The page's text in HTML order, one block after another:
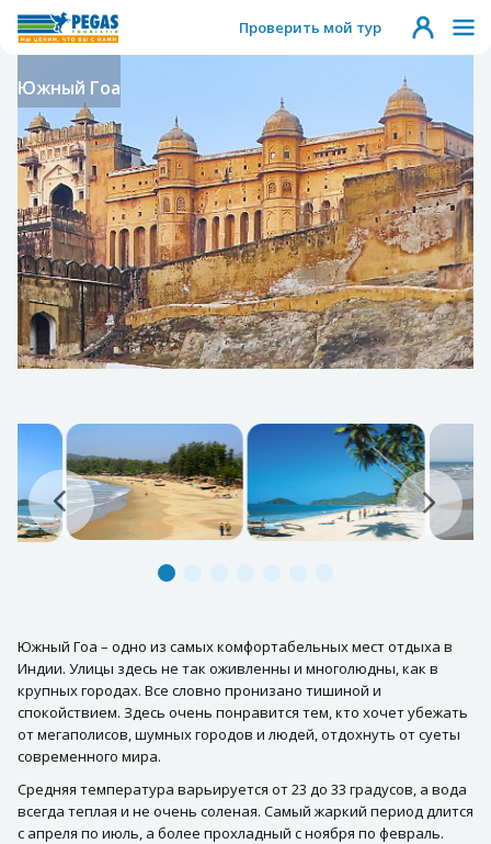
Проверить мой тур
Южный Гоа
Южный Гоа – одно из самых комфортабельных мест отдыха в
Индии. Улицы здесь не так оживленны и многолюдны, как в
крупных городах. Все словно пронизано тишиной и
спокойствием. Здесь очень понравится тем, кто хочет убежать
от мегаполисов, шумных городов и людей, отдохнуть от суеты
современного мира.
Средняя температура варьируется от 23 до 33 градусов, а вода
всегда теплая и не очень соленая. Самый жаркий период длится
с апреля по июль, а более прохладный с ноября по февраль.